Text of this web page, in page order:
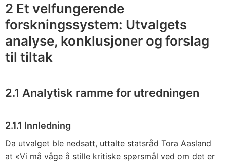
2 Et velfungerende
forskningssystem: Utvalgets
analyse, konklusjoner og forslag
til tiltak
2.1 Analytisk ramme for utredningen
2.1.1 Innledning
Da utvalget ble nedsatt, uttalte statsråd Tora Aasland
at «Vi må våge å stille kritiske spørsmål ved om det er